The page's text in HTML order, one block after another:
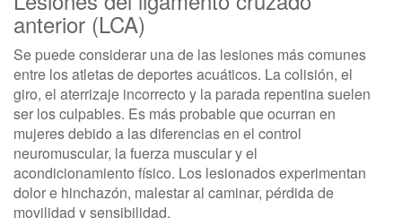
anterior (LCA)
Se puede considerar una de las lesiones más comunes
entre los atletas de deportes acuáticos. La colisión, el
giro, el aterrizaje incorrecto y la parada repentina suelen
ser los culpables. Es más probable que ocurran en
mujeres debido a las diferencias en el control
neuromuscular, la fuerza muscular y el
acondicionamiento físico. Los lesionados experimentan
dolor e hinchazón, malestar al caminar, pérdida de
movilidad y sensibilidad.